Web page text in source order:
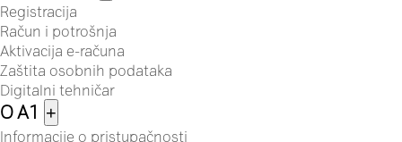
Registracija
Račun i potrošnja
Aktivacija e-računa
Zaštita osobnih podataka
Digitalni tehničar
O A1 +
Informacije o pristupačnosti